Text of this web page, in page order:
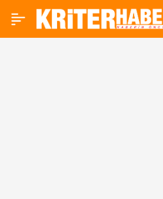
2025 Sinema ve Gösteri